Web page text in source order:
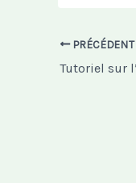
PRÉCÉDENT